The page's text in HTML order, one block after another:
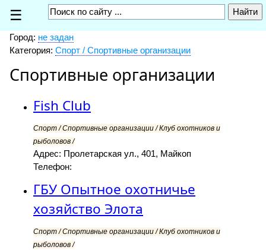
☰
Город: не задан
Категория: Спорт / Спортивные организации
Спортивные организации
Fish Club
Спорт / Спортивные организации / Клуб охотников и
рыболовов /
Адрес: Пролетарская ул., 401, Майкоп
Телефон:
ГБУ Опытное охотничье
хозяйство Элота
Спорт / Спортивные организации / Клуб охотников и
рыболовов /